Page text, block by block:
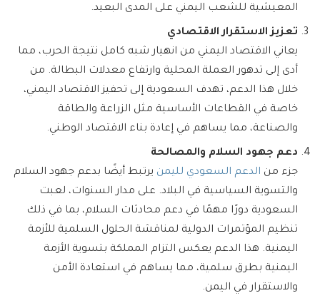
المعيشية للشعب اليمني على المدى البعيد.
تعزيز الاستقرار الاقتصادي
يعاني الاقتصاد اليمني من انهيار شبه كامل نتيجة الحرب، مما
أدى إلى تدهور العملة المحلية وارتفاع معدلات البطالة. من
خلال هذا الدعم، تهدف السعودية إلى تحفيز الاقتصاد اليمني،
خاصة في القطاعات الأساسية مثل الزراعة والطاقة
والصناعة، مما يساهم في إعادة بناء الاقتصاد الوطني.
دعم جهود السلام والمصالحة
جزء من الدعم السعودي لليمن يرتبط أيضًا بدعم جهود السلام
والتسوية السياسية في البلاد. على مدار السنوات، لعبت
السعودية دورًا مهمًا في دعم محادثات السلام، بما في ذلك
تنظيم المؤتمرات الدولية لمناقشة الحلول السلمية للأزمة
اليمنية. هذا الدعم يعكس التزام المملكة بتسوية الأزمة
اليمنية بطرق سلمية، مما يساهم في استعادة الأمن
والاستقرار في اليمن.